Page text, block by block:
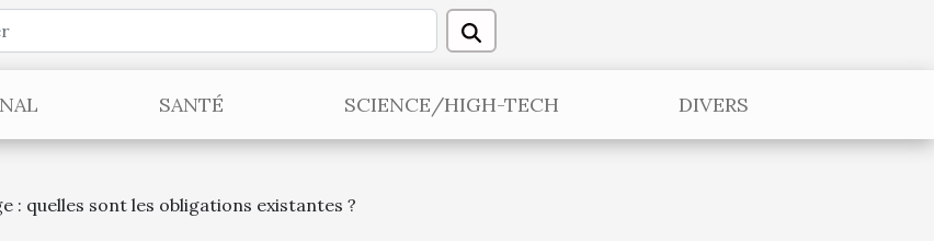
SANTÉ SCIENCE/HIGH-TECH DIVERS
: quelles sont les obligations existantes ?